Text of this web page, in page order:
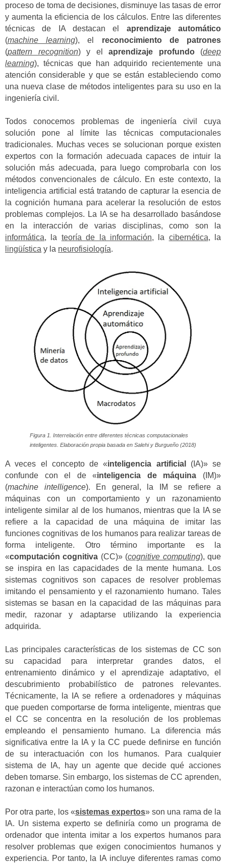
proceso de toma de decisiones, disminuye las tasas de error
y aumenta la eficiencia de los cálculos. Entre las diferentes
técnicas de IA destacan el aprendizaje automático
(machine learning), el reconocimiento de patrones
(pattern recognition) y el aprendizaje profundo(deep
learning), técnicas que han adquirido recientemente una
atención considerable y que se están estableciendo como
una nueva clase de métodos inteligentes para su uso en la
ingeniería civil.
Todos conocemos problemas de ingeniería civil cuya
solución pone al límite las técnicas computacionales
tradicionales. Muchas veces se solucionan porque existen
expertos con la formación adecuada capaces de intuir la
solución más adecuada, para luego comprobarla con los
métodos convencionales de cálculo. En este contexto, la
inteligencia artificial está tratando de capturar la esencia de
la cognición humana para acelerar la resolución de estos
problemas complejos. La IA se ha desarrollado basándose
en la interacción de varias disciplinas, como son la
informática, la teoría de la información, la cibernética, la
lingüística y la neurofisiología.
Figura 1. Interrelación entre diferentes técnicas computacionales
inteligentes. Elaboración propia basada en Salehi y Burgueño (2018)
A veces el concepto de «inteligencia artificial
(IA)» se
confunde con el de «inteligencia de máquina (IM)»
(machine intelligence). En general, la IM se refiere a
máquinas con un comportamiento y un razonamiento
inteligente similar al de los humanos, mientras que la IA se
refiere a la capacidad de una máquina de imitar las
funciones cognitivas de los humanos para realizar tareas de
forma inteligente. Otro término importante es la
«computación cognitiva (CC)» (cognitive computing), que
se inspira en las capacidades de la mente humana. Los
sistemas cognitivos son capaces de resolver problemas
imitando el pensamiento y el razonamiento humano. Tales
sistemas se basan en la capacidad de las máquinas para
medir, razonar y adaptarse utilizando la experiencia
adquirida.
Las principales características de los sistemas de CC son
su capacidad para interpretar grandes datos, el
entrenamiento dinámico y el aprendizaje adaptativo, el
descubrimiento probabilístico de patrones relevantes.
Técnicamente, la IA se refiere a ordenadores y máquinas
que pueden comportarse de forma inteligente, mientras que
el CC se concentra en la resolución de los problemas
empleando el pensamiento humano. La diferencia más
significativa entre la IA y la CC puede definirse en función
de su interactuación con los humanos. Para cualquier
sistema de IA, hay un agente que decide qué acciones
deben tomarse. Sin embargo, los sistemas de CC aprenden,
razonan e interactúan como los humanos.
Por otra parte, los «sistemas expertos» son una rama de la
IA. Un sistema experto se definiría como un programa de
ordenador que intenta imitar a los expertos humanos para
resolver problemas que exigen conocimientos humanos y
experiencia. Por tanto, la IA incluye diferentes ramas como